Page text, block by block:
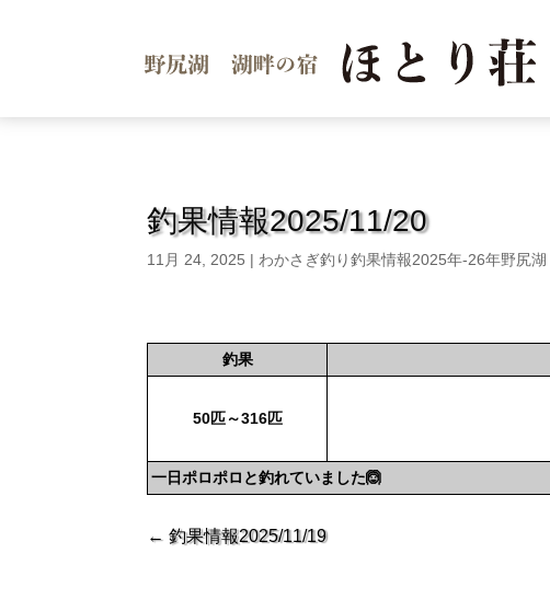
釣果情報2025/11/20
11月 24, 2025 | わかさぎ釣り釣果情報2025年-26年野尻湖
釣果
50匹～316匹
一日ポロポロと釣れていました🙆
←釣果情報2025/11/19